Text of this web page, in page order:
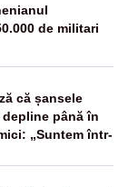
de militari
că șansele
până în
„Suntem într-